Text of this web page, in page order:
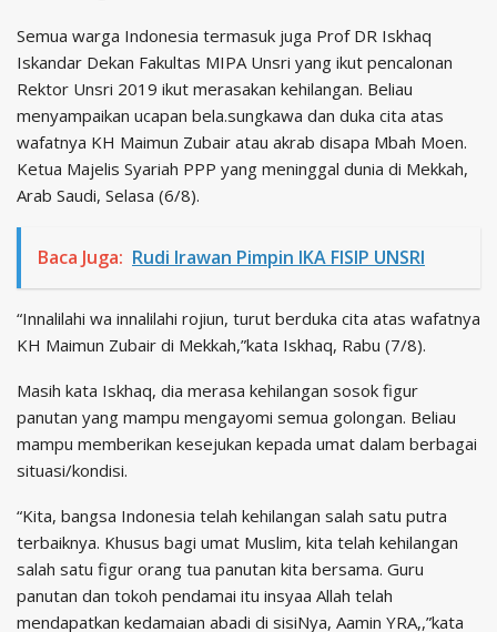
Semua warga Indonesia termasuk juga Prof DR Iskhaq
Iskandar Dekan Fakultas MIPA Unsri yang ikut pencalonan
Rektor Unsri 2019 ikut merasakan kehilangan. Beliau
menyampaikan ucapan bela.sungkawa dan duka cita atas
wafatnya KH Maimun Zubair atau akrab disapa Mbah Moen.
Ketua Majelis Syariah PPP yang meninggal dunia di Mekkah,
Arab Saudi, Selasa (6/8).
Baca Juga: Rudi Irawan Pimpin IKA FISIP UNSRI
“Innalilahi wa innalilahi rojiun, turut berduka cita atas wafatnya
KH Maimun Zubair di Mekkah,”kata Iskhaq, Rabu (7/8).
Masih kata Iskhaq, dia merasa kehilangan sosok figur
panutan yang mampu mengayomi semua golongan. Beliau
mampu memberikan kesejukan kepada umat dalam berbagai
situasi/kondisi.
“Kita, bangsa Indonesia telah kehilangan salah satu putra
terbaiknya. Khusus bagi umat Muslim, kita telah kehilangan
salah satu figur orang tua panutan kita bersama. Guru
panutan dan tokoh pendamai itu insyaa Allah telah
mendapatkan kedamaian abadi di sisiNya, Aamin YRA,,”kata